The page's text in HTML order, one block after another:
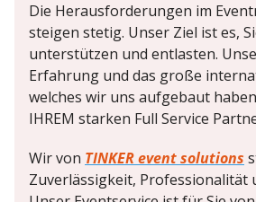
Die Herausforderungen im
steigen stetig. Unser Ziel ist es,
unterstützen und entlasten.
Erfahrung und das große
welches wir uns aufgebaut
IHREM starken Full Service
Wir von TINKER event solutions
Zuverlässigkeit, Professionalität